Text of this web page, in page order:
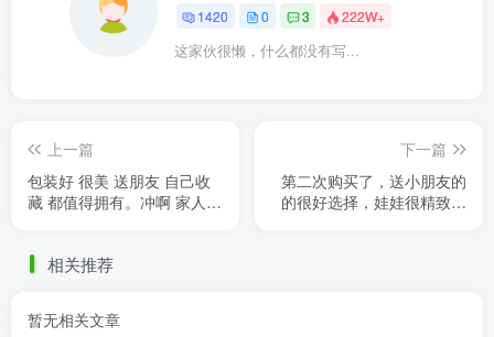
1420 0 3 222W+
这家伙很懒，什么都没有写...
上一篇
包装好 很美 送朋友 自己收
藏 都值得拥有。冲啊 家人们
下一篇
第二次购买了，送小朋友的
的很好选择，娃娃很精致，
相关推荐
暂无相关文章